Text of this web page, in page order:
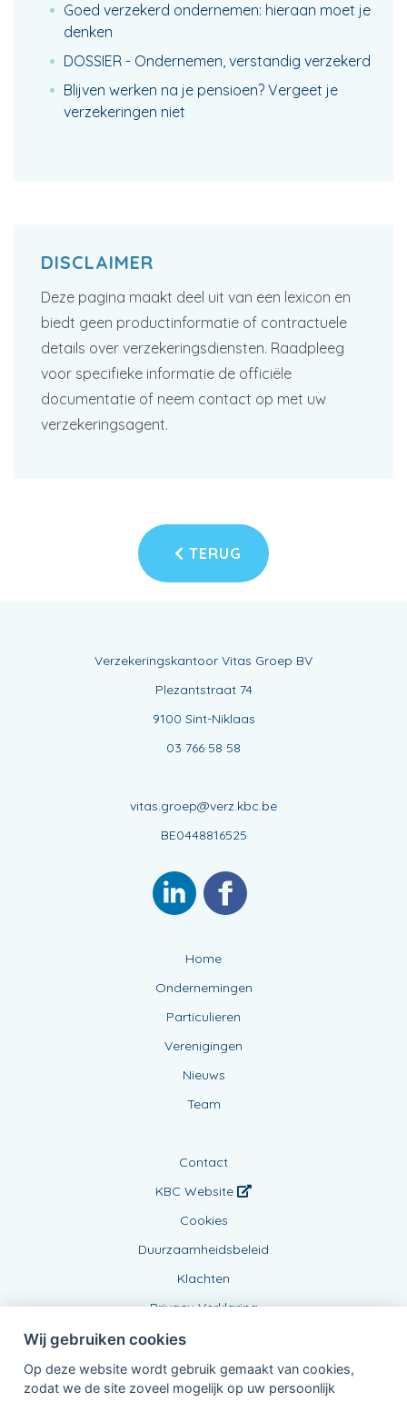
Goed verzekerd ondernemen: hieraan moet je
denken
DOSSIER - Ondernemen, verstandig verzekerd
Blijven werken na je pensioen? Vergeet je
verzekeringen niet
DISCLAIMER
Deze pagina maakt deel uit van een lexicon en
biedt geen productinformatie of contractuele
details over verzekeringsdiensten. Raadpleeg
voor specifieke informatie de officiële
documentatie of neem contact op met uw
verzekeringsagent.
TERUG
Verzekeringskantoor Vitas Groep BV
Plezantstraat 74
9100 Sint-Niklaas
03 766 58 58
vitas.groep@verz.kbc.be
BE0448816525
Home
Ondernemingen
Particulieren
Verenigingen
Nieuws
Team
Contact
KBC Website
Cookies
Duurzaamheidsbeleid
Klachten
Privacy Verklaring
Wij gebruiken cookies
Op deze website wordt gebruik gemaakt van cookies,
zodat we de site zoveel mogelijk op uw persoonlijk